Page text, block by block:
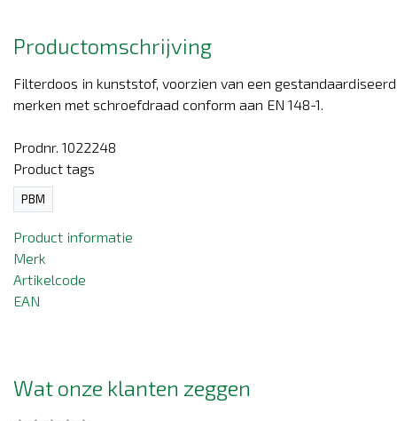
Productomschrijving
Filterdoos in kunststof, voorzien van een
merken met schroefdraad conform aan EN 148-1.
Prodnr. 1022248
Product tags
PBM
Product informatie
Merk
Artikelcode
EAN
Wat onze klanten zeggen